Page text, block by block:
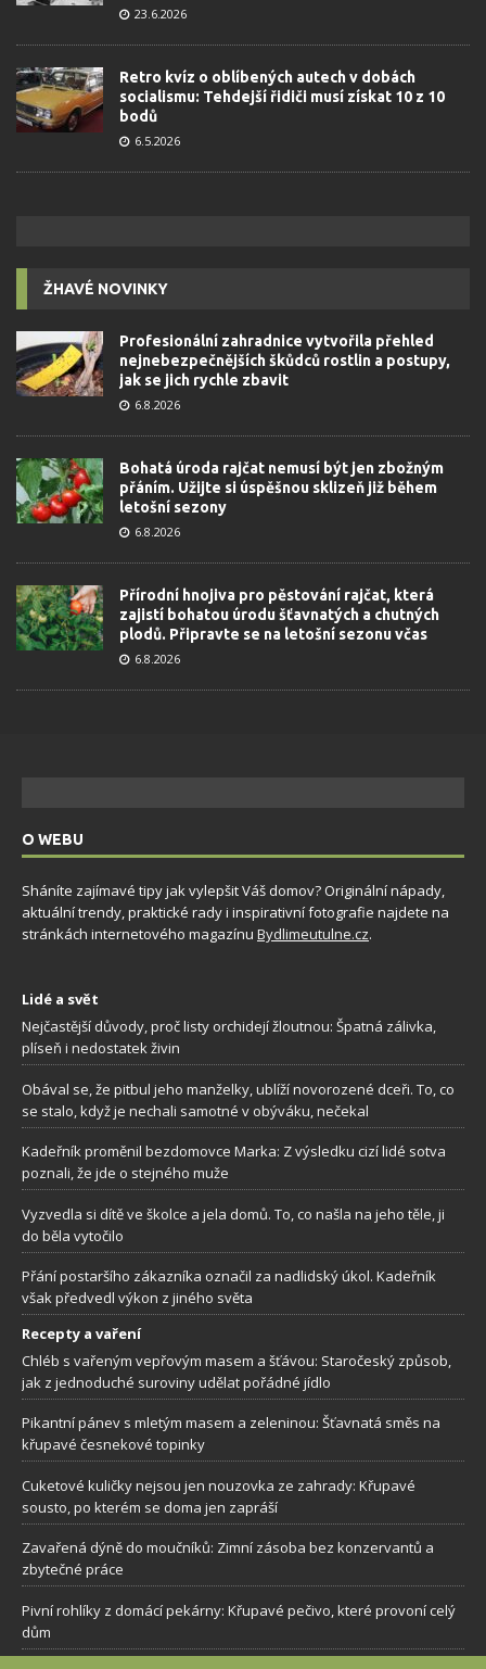
23.6.2026
Retro kvíz o oblíbených autech v dobách
socialismu: Tehdejší řidiči musí získat 10 z 10
bodů
6.5.2026
ŽHAVÉ NOVINKY
Profesionální zahradnice vytvořila přehled
nejnebezpečnějších škůdců rostlin a postupy,
jak se jich rychle zbavit
6.8.2026
Bohatá úroda rajčat nemusí být jen zbožným
přáním. Užijte si úspěšnou sklizeň již během
letošní sezony
6.8.2026
Přírodní hnojiva pro pěstování rajčat, která
zajistí bohatou úrodu šťavnatých a chutných
plodů. Připravte se na letošní sezonu včas
6.8.2026
O WEBU
Sháníte zajímavé tipy jak vylepšit Váš domov? Originální nápady,
aktuální trendy, praktické rady i inspirativní fotografie najdete na
stránkách internetového magazínu Bydlimeutulne.cz.
Lidé a svět
Nejčastější důvody, proč listy orchidejí žloutnou: Špatná zálivka,
plíseň i nedostatek živin
Obával se, že pitbul jeho manželky, ublíží novorozené dceři. To, co
se stalo, když je nechali samotné v obýváku, nečekal
Kadeřník proměnil bezdomovce Marka: Z výsledku cizí lidé sotva
poznali, že jde o stejného muže
Vyzvedla si dítě ve školce a jela domů. To, co našla na jeho těle, ji
do běla vytočilo
Přání postaršího zákazníka označil za nadlidský úkol. Kadeřník
však předvedl výkon z jiného světa
Recepty a vaření
Chléb s vařeným vepřovým masem a šťávou: Staročeský způsob,
jak z jednoduché suroviny udělat pořádné jídlo
Pikantní pánev s mletým masem a zeleninou: Šťavnatá směs na
křupavé česnekové topinky
Cuketové kuličky nejsou jen nouzovka ze zahrady: Křupavé
sousto, po kterém se doma jen zapráší
Zavařená dýně do moučníků: Zimní zásoba bez konzervantů a
zbytečné práce
Pivní rohlíky z domácí pekárny: Křupavé pečivo, které provoní celý
dům